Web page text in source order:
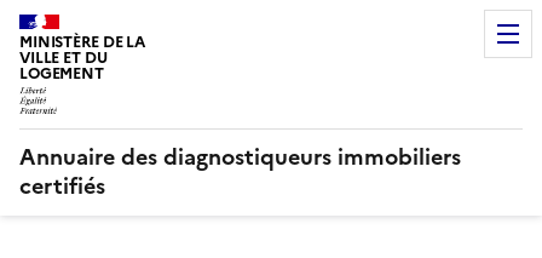
MINISTÈRE DE LA
VILLE ET DU
LOGEMENT
Annuaire des diagnostiqueurs immobiliers
certifiés